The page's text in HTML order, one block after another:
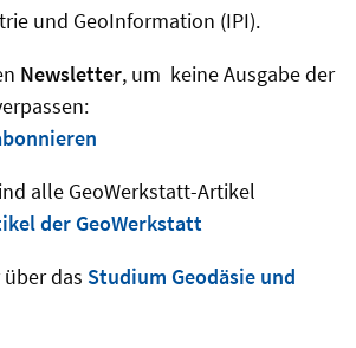
und GeoInformation (IPI).
Newsletter, um keine Ausgabe der
alle GeoWerkstatt-Artikel
der GeoWerkstatt
das Studium Geodäsie und